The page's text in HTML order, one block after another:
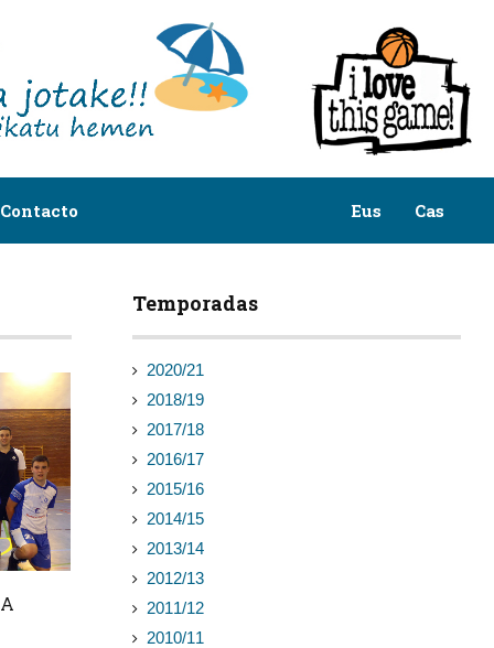
Contacto Eus Cas
Temporadas
2020/21
2018/19
2017/18
2016/17
2015/16
2014/15
2013/14
2012/13
2011/12
2010/11